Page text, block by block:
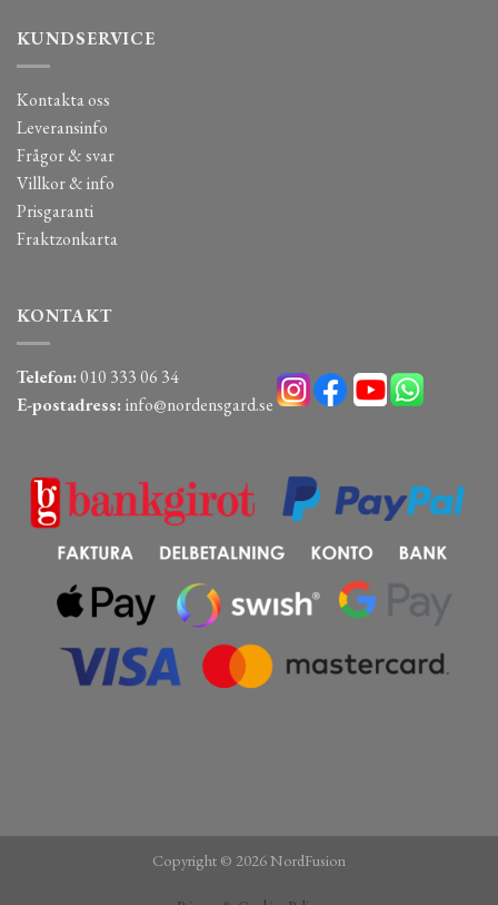
KUNDSERVICE
Kontakta oss
Leveransinfo
Frågor & svar
Villkor & info
Prisgaranti
Fraktzonkarta
KONTAKT
Telefon:010 333 06 34
E-postadress: info@nordensgard.se
Copyright © 2026 NordFusion